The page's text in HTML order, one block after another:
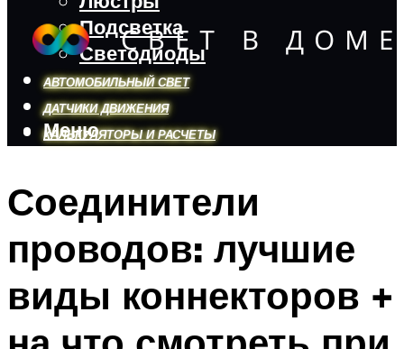
Подсветка
Светодиоды
АВТОМОБИЛЬНЫЙ СВЕТ
ДАТЧИКИ ДВИЖЕНИЯ
КАЛЬКУЛЯТОРЫ И РАСЧЕТЫ
Меню
Меню
Соединители
проводов: лучшие
виды коннекторов +